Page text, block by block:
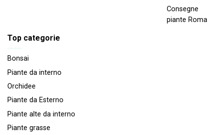
Consegne
piante Roma
Top categorie
Bonsai
Piante da interno
Orchidee
Piante da Esterno
Piante alte da interno
Piante grasse